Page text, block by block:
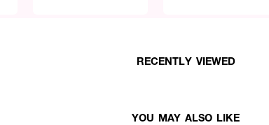
RECENTLY VIEWED
YOU MAY ALSO LIKE